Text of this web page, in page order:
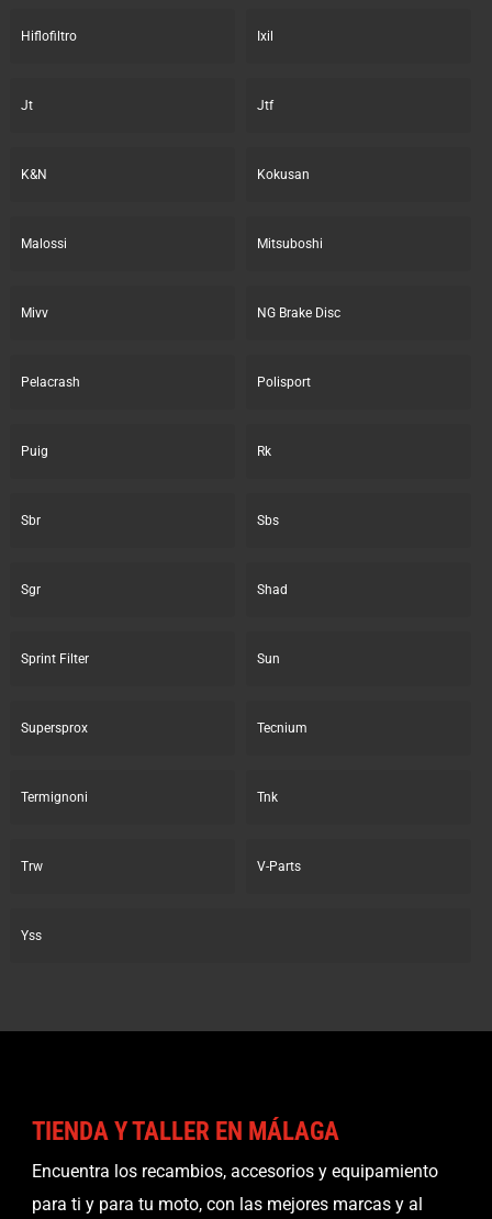
Hiflofiltro Ixil
Jt Jtf
K&N Kokusan
Malossi Mitsuboshi
Mivv NG Brake Disc
Pelacrash Polisport
Puig Rk
Sbr Sbs
Sgr Shad
Sprint Filter Sun
Supersprox Tecnium
Termignoni Tnk
Trw V-Parts
Yss
TIENDA Y TALLER EN MÁLAGA
Encuentra los recambios, accesorios y equipamiento
para ti y para tu moto, con las mejores marcas y al